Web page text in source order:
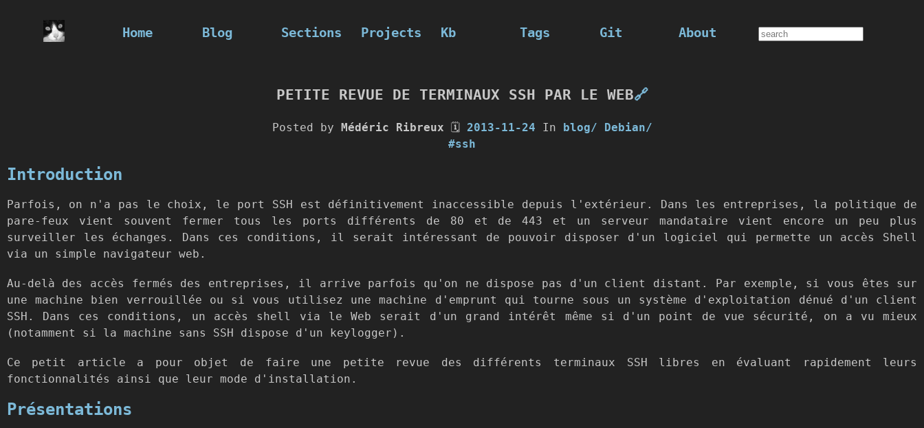
Home Blog Sections Projects Kb Tags Git About
PETITE REVUE DE TERMINAUX SSH PAR LE WEB🔗
Posted by Médéric Ribreux 🗓 2013-11-24 In blog/
Debian/
#ssh
Introduction
Parfois, on n'a pas le choix, le port SSH est définitivement inaccessible depuis l'extérieur. Dans les entreprises, la politique de
pare-feux vient souvent fermer tous les ports différents de 80 et de 443 et un serveur mandataire vient encore un peu plus
surveiller les échanges. Dans ces conditions, il serait intéressant de pouvoir disposer d'un logiciel qui permette un accès Shell
via un simple navigateur web.
Au-delà des accès fermés des entreprises, il arrive parfois qu'on ne dispose pas d'un client distant. Par exemple, si vous êtes sur
une machine bien verrouillée ou si vous utilisez une machine d'emprunt qui tourne sous un système d'exploitation dénué d'un client
SSH. Dans ces conditions, un accès shell via le Web serait d'un grand intérêt même si d'un point de vue sécurité, on a vu mieux
(notamment si la machine sans SSH dispose d'un keylogger).
Ce petit article a pour objet de faire une petite revue des différents terminaux SSH libres en évaluant rapidement leurs
fonctionnalités ainsi que leur mode d'installation.
Présentations